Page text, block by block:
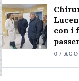
con i
07